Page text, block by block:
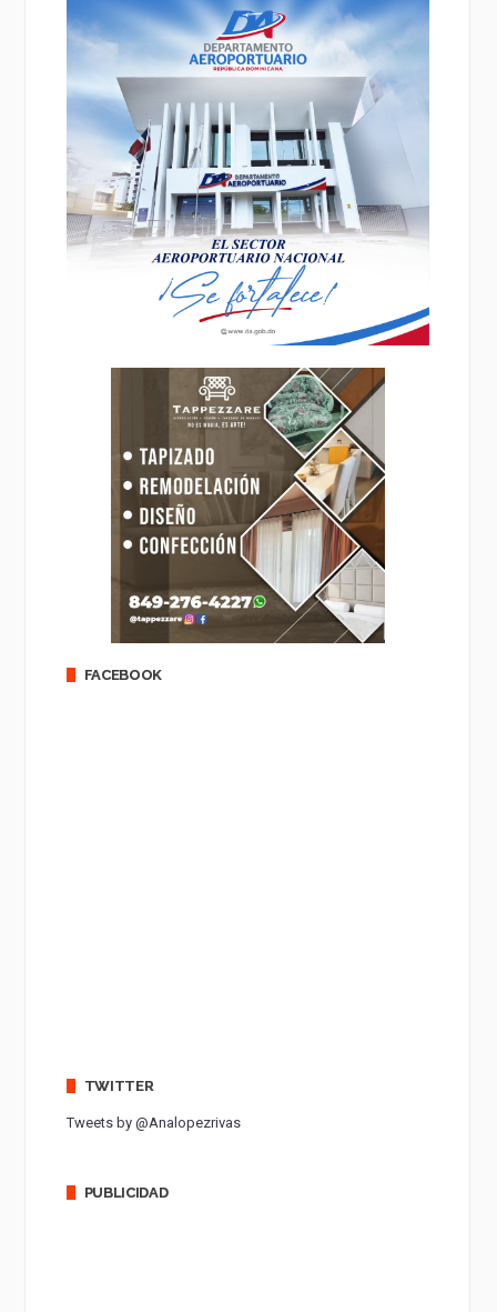
FACEBOOK
TWITTER
Tweets by @Analopezrivas
PUBLICIDAD